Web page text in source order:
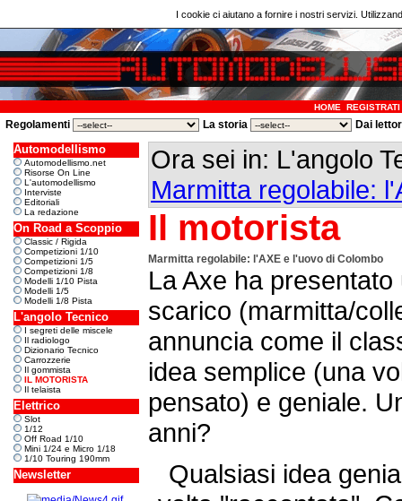
I cookie ci aiutano a fornire i nostri servizi.
HOME REGISTRATI
Regolamenti La storia Dai
Automodellismo
Automodellismo.net
Risorse On Line
L'automodellismo
Interviste
Editoriali
La redazione
On Road a Scoppio
Classic / Rigida
Competizioni 1/10
Competizioni 1/5
Competizioni 1/8
Modelli 1/10 Pista
Modelli 1/5
Modelli 1/8 Pista
L'angolo Tecnico
I segreti delle miscele
Il radiologo
Dizionario Tecnico
Carrozzerie
Il gommista
IL MOTORISTA
Il telaista
Elettrico
Slot
1/12
Off Road 1/10
Mini 1/24 e Micro 1/18
1/10 Touring 190mm
Newsletter
Ora sei in: L'angolo
Marmitta regolabile:
Il motorista
Marmitta regolabile: l'AXE e l'uovo di Colombo
La Axe ha
scarico (marmitta/
annuncia come il
idea semplice (una
pensato) e geniale.
anni?
Qualsiasi idea